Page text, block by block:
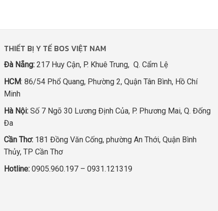
THIẾT BỊ Y TẾ BOS VIỆT NAM
Đà Nẵng: 217 Huy Cận, P. Khuê Trung, Q. Cẩm Lệ
HCM: 86/54 Phổ Quang, Phường 2, Quận Tân Bình, Hồ Chí
Minh
Hà Nội: Số 7 Ngõ 30 Lương Định Của, P. Phương Mai, Q. Đống
Đa
Cần Thơ: 181 Đồng Văn Cống, phường An Thới, Quận Bình
Thủy, TP Cần Thơ
Hotline: 0905.960.197 – 0931.121319